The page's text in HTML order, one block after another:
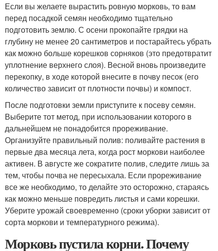
Если вы желаете вырастить ровную морковь, то вам
перед посадкой семян необходимо тщательно
подготовить землю. С осени прокопайте грядки на
глубину не менее 20 сантиметров и постарайтесь убрать
как можно больше корешков сорняков (это предотвратит
уплотнение верхнего слоя). Весной вновь произведите
перекопку, в ходе которой внесите в почву песок (его
количество зависит от плотности почвы) и компост.
После подготовки земли приступите к посеву семян.
Выберите тот метод, при использовании которого в
дальнейшем не понадобится прореживание.
Организуйте правильный полив: поливайте растения в
первые два месяца лета, когда рост моркови наиболее
активен. В августе же сократите полив, следите лишь за
тем, чтобы почва не пересыхала. Если прореживание
все же необходимо, то делайте это осторожно, стараясь
как можно меньше повредить листья и сами корешки.
Уберите урожай своевременно (сроки уборки зависит от
сорта моркови и температурного режима).
Морковь пустила корни. Почему